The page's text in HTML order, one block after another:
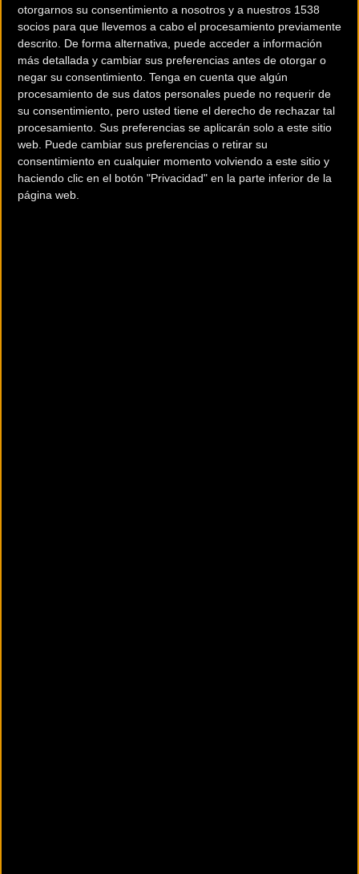
otorgarnos su consentimiento a nosotros y a nuestros 1538
socios para que llevemos a cabo el procesamiento previamente
descrito. De forma alternativa, puede acceder a información
más detallada y cambiar sus preferencias antes de otorgar o
negar su consentimiento. Tenga en cuenta que algún
procesamiento de sus datos personales puede no requerir de
su consentimiento, pero usted tiene el derecho de rechazar tal
procesamiento. Sus preferencias se aplicarán solo a este sitio
web. Puede cambiar sus preferencias o retirar su
consentimiento en cualquier momento volviendo a este sitio y
haciendo clic en el botón "Privacidad" en la parte inferior de la
página web.
El programa de competición que regirá la disputa de
las distintas pruebas del Campeonato de España de
Pista Élite-Sub23 y Paralímpico ya se ha hecho público.
El Velódromo Lluis Puig de Valencia acogerá la
celebración simultánea de las pruebas del
Campeonato de España de Pista de Ciclismo
Paralímpico y del nacional de pista Élite-Sub23 a lo
largo de tres días, del 9 al 11 de junio.